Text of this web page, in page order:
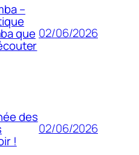
–
que 02/06/2026
des
!
02/06/2026